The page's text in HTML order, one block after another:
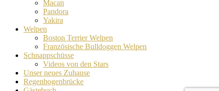
Macan
Pandora
Yakira
Welpen
Boston Terrier Welpen
Französische Bulldoggen Welpen
Schnappschüsse
Videos von den Stars
Unser neues Zuhause
Regenbogenbrücke